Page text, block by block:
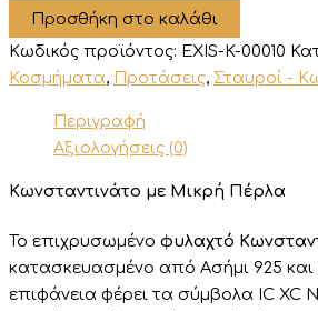
Κωνσταντινάτο
Μικρή
Πέρλα
Προσθήκη στο καλάθι
Κωδικός προϊόντος: EXIS-K-00010
Κοσμήματα, Προτάσεις, Σταυροί -
Περιγραφή
Αξιολογήσεις (0)
Κωνσταντινάτο με Μικρή Πέρλα
Το επιχρυσωμένο φυλαχτό
κατασκευασμένο από Ασήμι 925 και
επιφάνεια φέρει τα σύμβολα IC XC